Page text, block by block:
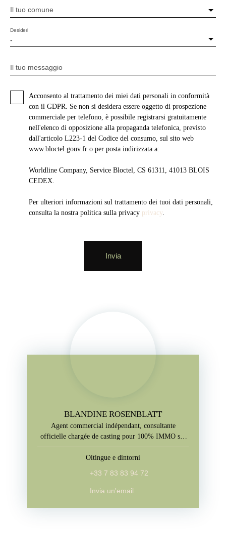
Il tuo comune
-
Desideri
Il tuo messaggio
Acconsento al trattamento dei miei dati personali in conformità
con il GDPR. Se non si desidera essere oggetto di prospezione
commerciale per telefono, è possibile registrarsi gratuitamente
nell'elenco di opposizione alla propaganda telefonica, previsto
dall'articolo L223-1 del Codice del consumo, sul sito web
www.bloctel.gouv.fr o per posta indirizzata a:
Worldline Company, Service Bloctel, CS 61311, 41013 BLOIS
CEDEX.
Per ulteriori informazioni sul trattamento dei tuoi dati personali,
consulta la nostra politica sulla privacy privacy.
Invia
BLANDINE ROSENBLATT
Agent commercial indépendant, consultante
officielle chargée de casting pour 100% IMMO sur
M6
Oltingue e dintorni
+33 7 83 83 94 72
Invia un'email